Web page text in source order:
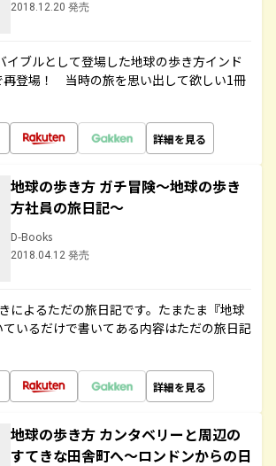
2018.12.20 発売
イブルとして登場した地球の歩き方インド
再登場！ 当時の旅を思い出して欲しい1冊
詳細を見る
地球の歩き方 ガチ冒険～地球の歩き
方社員の旅日記～
D-Books
2018.04.12 発売
によるただの旅日記です。たまたま『地球
いるだけで書いてある内容はただの旅日記
詳細を見る
地球の歩き方 カンタベリーと周辺の
すてきな田舎町へ～ロンドンからの日